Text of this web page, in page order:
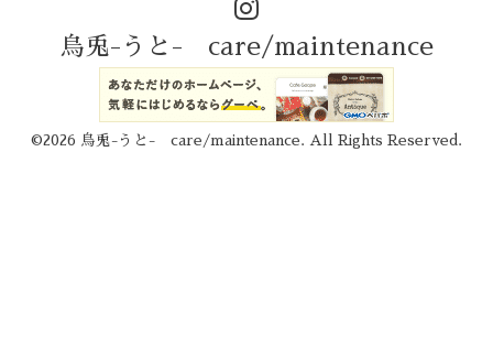
烏兎-うと- care/maintenance
©2026 烏兎-うと- care/maintenance . All Rights Reserved.